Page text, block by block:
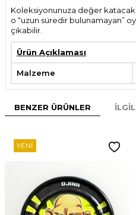
Koleksiyonunuza değer katacak
o “uzun süredir bulunamayan”
çıkabilir.
Ürün Açıklaması
Malzeme
BENZER ÜRÜNLER
YENI